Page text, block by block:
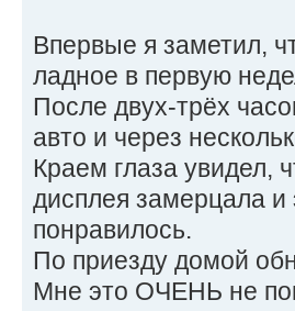
Впервые я заметил,
ладное в первую
После двух-трёх
авто и через
Краем глаза увидел,
дисплея замерцала и
понравилось.
По приезду домой
Мне это ОЧЕНЬ не